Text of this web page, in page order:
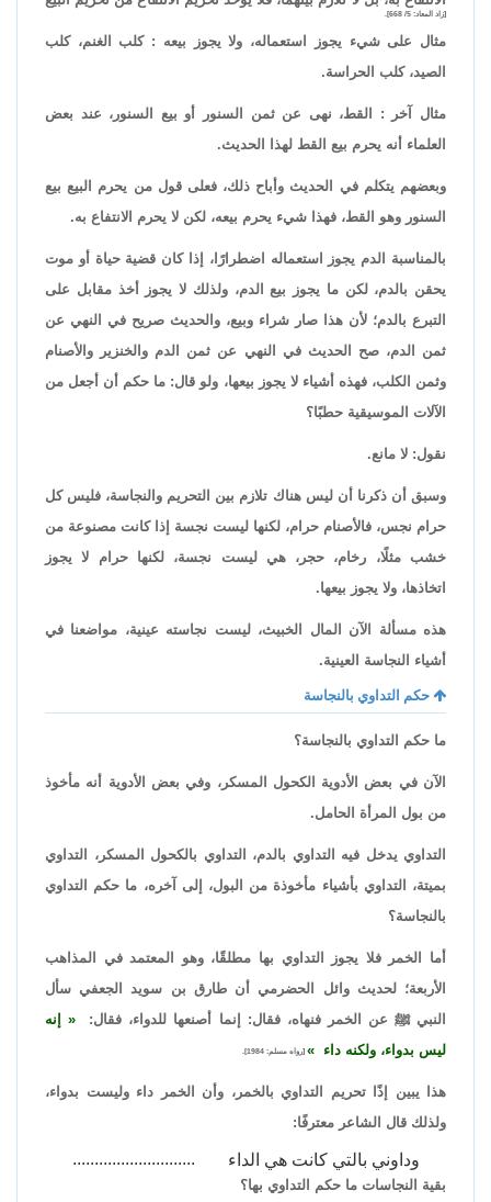
[زاد المعاد: 5/ 668].
مثال على شيء يجوز استعماله، ولا يجوز بيعه : كلب الغنم، كلب
الصيد، كلب الحراسة.
مثال آخر : القط، نهى عن ثمن السنور أو بيع السنور، عند بعض
العلماء أنه يحرم بيع القط لهذا الحديث.
وبعضهم يتكلم في الحديث وأباح ذلك، فعلى قول من يحرم البيع بيع
السنور وهو القط، فهذا شيء يحرم بيعه، لكن لا يحرم الانتفاع به.
بالمناسبة الدم يجوز استعماله اضطرارًا، إذا كان قضية حياة أو موت
يحقن بالدم، لكن ما يجوز بيع الدم، ولذلك لا يجوز أخذ مقابل على
التبرع بالدم؛ لأن هذا صار شراء وبيع، والحديث صريح في النهي عن
ثمن الدم، صح الحديث في النهي عن ثمن الدم والخنزير والأصنام
وثمن الكلب، فهذه أشياء لا يجوز بيعها، ولو قال: ما حكم أن أجعل من
الآلات الموسيقية حطبًا؟
نقول: لا مانع.
وسبق أن ذكرنا أن ليس هناك تلازم بين التحريم والنجاسة، فليس كل
حرام نجس، فالأصنام حرام، لكنها ليست نجسة إذا كانت مصنوعة من
خشب مثلًا، رخام، حجر، هي ليست نجسة، لكنها حرام لا يجوز
اتخاذها، ولا يجوز بيعها.
هذه مسألة الآن المال الخبيث، ليست نجاسته عينية، مواضعنا في
أشياء النجاسة العينية.
حكم التداوي بالنجاسة
ما حكم التداوي بالنجاسة؟
الآن في بعض الأدوية الكحول المسكر، وفي بعض الأدوية أنه مأخوذ
من بول المرأة الحامل.
التداوي يدخل فيه التداوي بالدم، التداوي بالكحول المسكر، التداوي
بميتة، التداوي بأشياء مأخوذة من البول، إلى آخره، ما حكم التداوي
بالنجاسة؟
أما الخمر فلا يجوز التداوي بها مطلقًا، وهو المعتمد في المذاهب
الأربعة؛ لحديث وائل الحضرمي أن طارق بن سويد الجعفي سأل
النبي ﷺ عن الخمر فنهاه، فقال: إنما أصنعها للدواء، فقال:
إنه
ليس بدواء، ولكنه داء
[رواه مسلم: 1984].
هذا يبين إذًا تحريم التداوي بالخمر، وأن الخمر داء وليست بدواء،
ولذلك قال الشاعر معترفًا:
وداوني بالتي كانت هي الداء ............................
بقية النجاسات ما حكم التداوي بها؟